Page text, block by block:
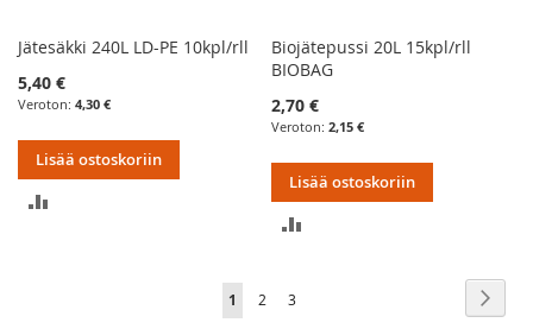
Jätesäkki 240L LD-PE 10kpl/rll
5,40 €
4,30 €
Lisää ostoskoriin
Biojätepussi 20L 15kpl/rll
BIOBAG
2,70 €
2,15 €
Lisää ostoskoriin
Sivu
You're
1 Sivu
2 Sivu
3